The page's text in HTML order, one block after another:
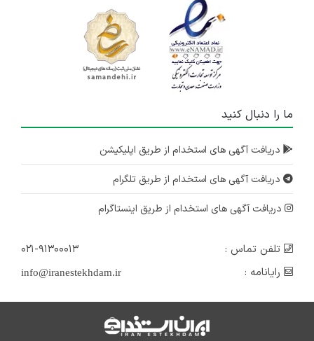
ما را دنبال کنید
دریافت آگهی های استخدام از طریق اپلیکیشن
دریافت آگهی های استخدام از طریق تلگرام
دریافت آگهی های استخدام از طریق اینستاگرام
تلفن تماس :
۰۲۱-۹۱۳۰۰۰۱۳
رایانامه :
info@iranestekhdam.ir